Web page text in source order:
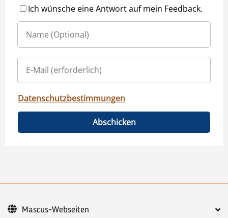
Ich wünsche eine Antwort auf mein Feedback.
Datenschutzbestimmungen
Abschicken
Mascus-Webseiten